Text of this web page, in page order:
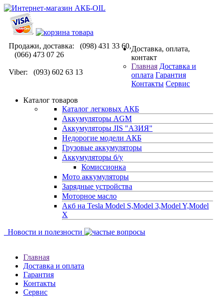
Продажи, доставка: (098) 431 33 60,
(066) 473 07 26
Viber: (093) 602 63 13
Доставка, оплата,
контакт
Главная Доставка и
оплата Гарантия
Контакты Сервис
Каталог товаров
Каталог легковых АКБ
Аккумуляторы AGM
Аккумуляторы JIS "АЗИЯ"
Недорогие модели АКБ
Грузовые аккумуляторы
Аккумуляторы б/у
Комиссионка
Мото аккумуляторы
Зарядные устройства
Моторное масло
Акб на Tesla Model S,Model 3,Model Y,Model
X
Новости и полезности
Главная
Доставка и оплата
Гарантия
Контакты
Сервис